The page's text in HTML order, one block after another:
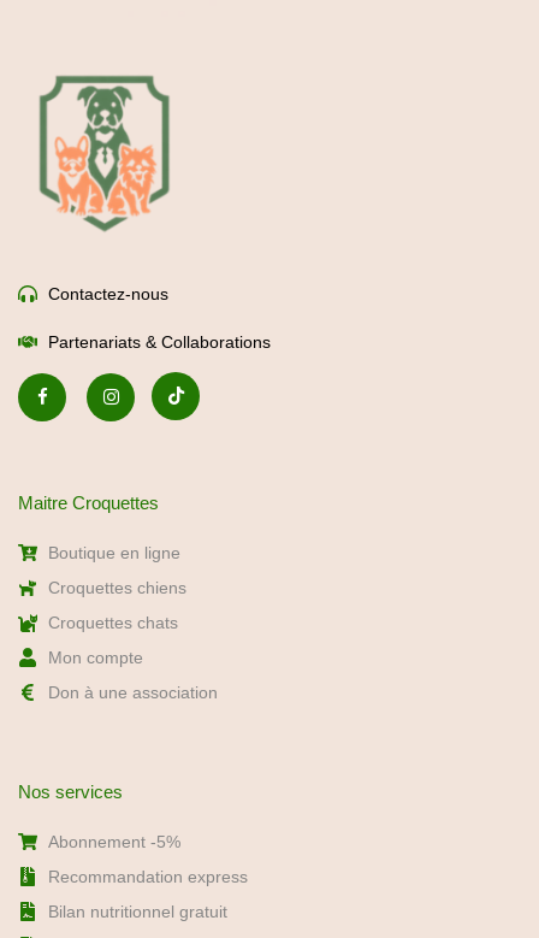
Contactez-nous
Partenariats & Collaborations
Maitre Croquettes
Boutique en ligne
Croquettes chiens
Croquettes chats
Mon compte
Don à une association
Nos services
Abonnement -5%
Recommandation express
Bilan nutritionnel gratuit